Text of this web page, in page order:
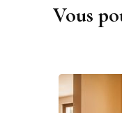
NavigationVous